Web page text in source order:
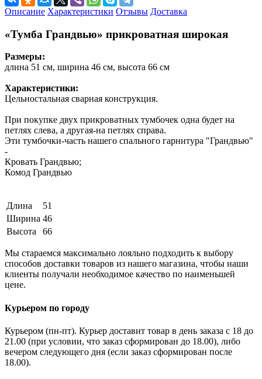
Описание Характеристики Отзывы Доставка
«Тумба Грандвью» прикроватная широкая
Размеры:
длина 51 см, ширина 46 см, высота 66 см
Характеристики:
Цельностальная сварная конструкция.
При покупке двух прикроватных тумбочек одна будет на
петлях слева, а другая-на петлях справа.
Эти тумбочки-часть нашего спального гарнитура "Грандвью"
-
Кровать Грандвью;
Комод Грандвью
Длина
51
Ширина 46
Высота
66
Мы стараемся максимально лояльно подходить к выбору
способов доставки товаров из нашего магазина, чтобы наши
клиенты получали необходимое качество по наименьшей
цене.
Курьером по городу
Курьером (пн-пт). Курьер доставит товар в день заказа с 18 до
21.00 (при условии, что заказ сформирован до 18.00), либо
вечером следующего дня (если заказ сформирован после
18.00).